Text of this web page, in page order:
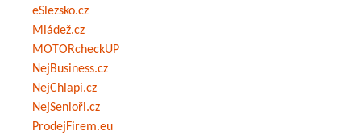
eSlezsko.cz
Mládež.cz
MOTORcheckUP
NejBusiness.cz
NejChlapi.cz
NejSenioři.cz
ProdejFirem.eu